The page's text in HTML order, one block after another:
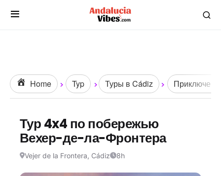
Home Typ Туры в Cádiz
Тур 4x4 по побережью
Вехер-де-ла-Фронтера
Vejer de la Frontera, Cádiz 8h